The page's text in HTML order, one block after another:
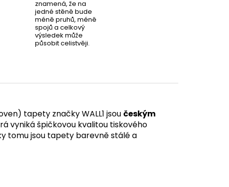
znamená, že na
jedné stěně bude
méně pruhů, méně
spojů a celkový
výsledek může
působit celistvěji.
tapety značky WALL1 jsou českým
vyniká špičkovou kvalitou tiskového
tomu jsou tapety barevně stálé a